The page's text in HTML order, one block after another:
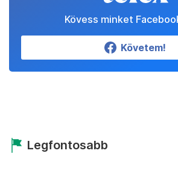
megbízható
Beállítom